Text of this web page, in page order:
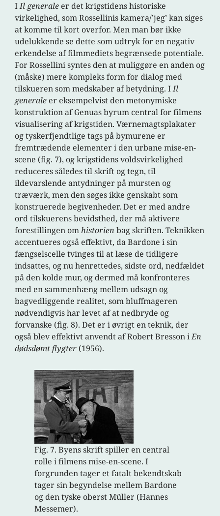
IIl generale er det krigstidens historiske
virkelighed, som Rossellinis kamera/’jeg’ kan siges
at komme til kort overfor. Men man bør ikke
udelukkende se dette som udtryk for en negativ
erkendelse af filmmediets begrænsede potentiale.
For Rossellini syntes den at muliggøre en anden og
(måske) mere kompleks form for dialog med
tilskueren som medskaber af betydning. IIl
generale er eksempelvist den metonymiske
konstruktion af Genuas byrum central for filmens
visualisering af krigstiden. Værnemagtsplakater
og tyskerfjendtlige tags på bymurene er
fremtrædende elementer i den urbane mise-en-
scene (fig. 7), og krigstidens voldsvirkelighed
reduceres således til skrift og tegn, til
ildevarslende antydninger på mursten og
træværk, men den søges ikke genskabt som
konstruerede begivenheder. Det er med andre
ord tilskuerens bevidsthed, der må aktivere
forestillingen omhistorienbag skriften. Teknikken
accentueres også effektivt, da Bardone i sin
fængselscelle tvinges til at læse de tidligere
indsattes, og nu henrettedes, sidste ord, nedfældet
på den kolde mur, og dermed må konfronteres
med en sammenhæng mellem udsagn og
bagvedliggende realitet, som bluffmageren
nødvendigvis har levet af at nedbryde og
forvanske (fig. 8). Det er i øvrigt en teknik, der
også blev effektivt anvendt af Robert Bresson iEn
dødsdømt flygter (1956).
Fig. 7. Byens skrift spiller en central
rolle i filmens mise-en-scene. I
forgrunden tager et fatalt bekendtskab
tager sin begyndelse mellem Bardone
og den tyske oberst Müller (Hannes
Messemer).